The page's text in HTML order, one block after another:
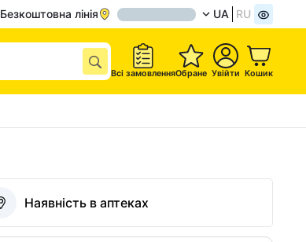
Безкоштовна лінія UA RU
Всі замовленняОбране Увійти Кошик
Наявність в аптеках